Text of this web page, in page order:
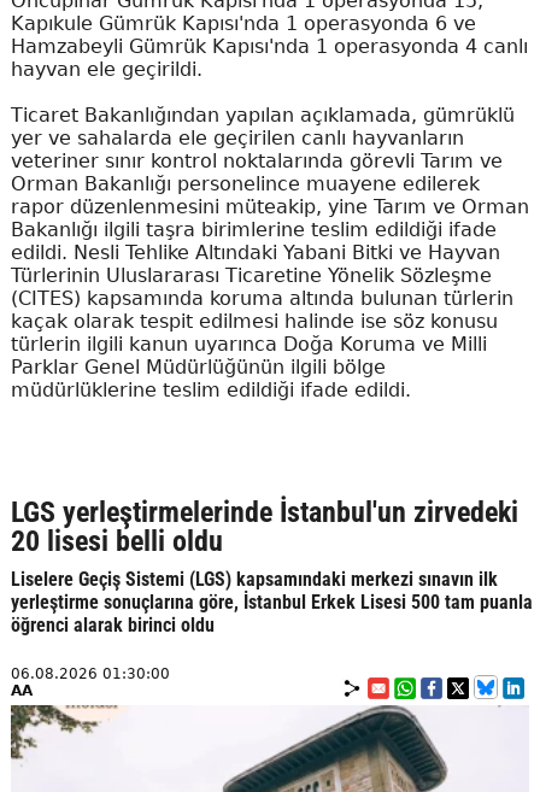
Kapıkule Gümrük Kapısı'nda 1 operasyonda 6 ve
Hamzabeyli Gümrük Kapısı'nda 1 operasyonda 4 canlı
hayvan ele geçirildi.
Ticaret Bakanlığından yapılan açıklamada, gümrüklü
yer ve sahalarda ele geçirilen canlı hayvanların
veteriner sınır kontrol noktalarında görevli Tarım ve
Orman Bakanlığı personelince muayene edilerek
rapor düzenlenmesini müteakip, yine Tarım ve Orman
Bakanlığı ilgili taşra birimlerine teslim edildiği ifade
edildi. Nesli Tehlike Altındaki Yabani Bitki ve Hayvan
Türlerinin Uluslararası Ticaretine Yönelik Sözleşme
(CITES) kapsamında koruma altında bulunan türlerin
kaçak olarak tespit edilmesi halinde ise söz konusu
türlerin ilgili kanun uyarınca Doğa Koruma ve Milli
Parklar Genel Müdürlüğünün ilgili bölge
müdürlüklerine teslim edildiği ifade edildi.
LGS yerleştirmelerinde İstanbul'un zirvedeki
20 lisesi belli oldu
Liselere Geçiş Sistemi (LGS) kapsamındaki merkezi sınavın ilk
yerleştirme sonuçlarına göre, İstanbul Erkek Lisesi 500 tam puanla
öğrenci alarak birinci oldu
06.08.2026 01:30:00
AA